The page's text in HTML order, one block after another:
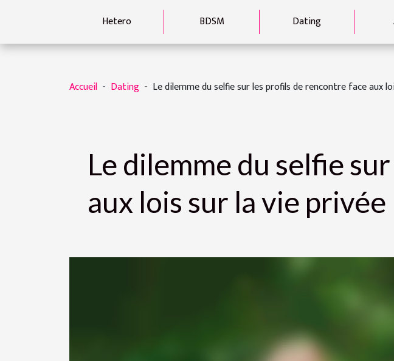
Hetero BDSM Dating
Accueil Dating Le dilemme du selfie sur les profils de rencontre face aux
Le dilemme du selfie
aux lois sur la vie privée